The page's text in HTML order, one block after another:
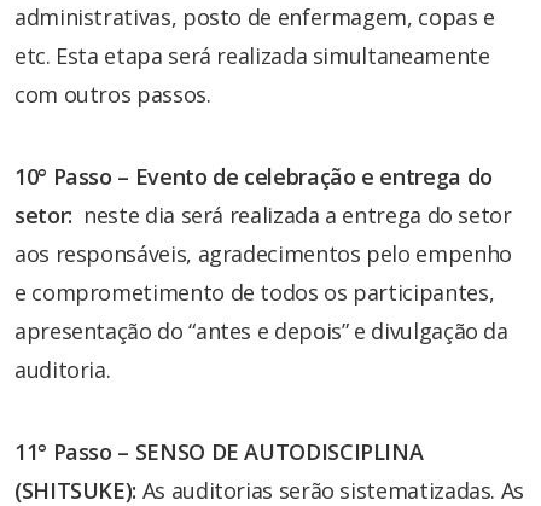
administrativas, posto de enfermagem, copas e
etc. Esta etapa será realizada simultaneamente
com outros passos.
10° Passo – Evento de celebração e entrega do
setor: neste dia será realizada a entrega do setor
aos responsáveis, agradecimentos pelo empenho
e comprometimento de todos os participantes,
apresentação do “antes e depois” e divulgação da
auditoria.
11° Passo – SENSO DE AUTODISCIPLINA
(SHITSUKE): As auditorias serão sistematizadas. As